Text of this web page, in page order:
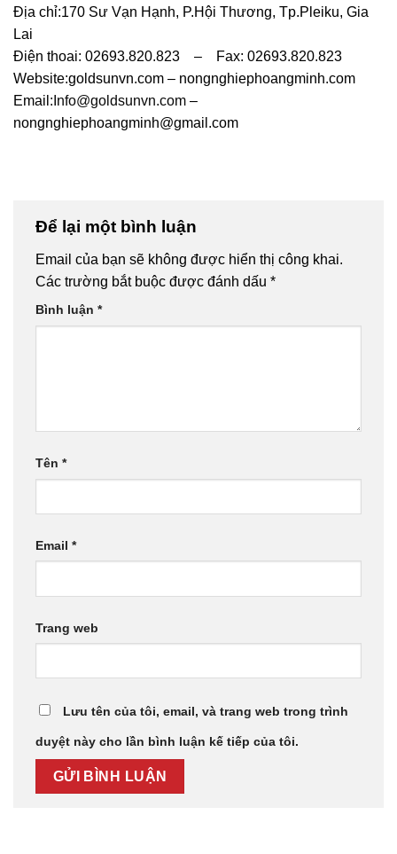
Địa chỉ:170 Sư Vạn Hạnh, P.Hội Thương, Tp.Pleiku, Gia
Lai
Điện thoai: 02693.820.823 – Fax: 02693.820.823
Website:goldsunvn.com – nongnghiephoangminh.com
Email: Info@goldsunvn.com –
nongnghiephoangminh@gmail.com
Để lại một bình luận
Email của bạn sẽ không được hiển thị công khai.
Các trường bắt buộc được đánh dấu *
Bình luận *
Tên *
Email *
Trang web
Lưu tên của tôi, email, và trang web trong trình
duyệt này cho lần bình luận kế tiếp của tôi.